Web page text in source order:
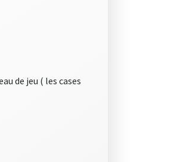
de jeu ( les cases